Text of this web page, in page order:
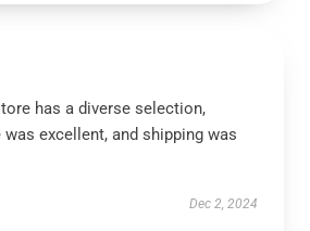
has a diverse selection,
excellent, and shipping was
Dec 2, 2024